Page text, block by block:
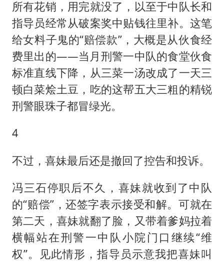
所有花销，用完就没了，以至于中队长和
指导员经常从破案奖中贴钱往里补。这笔
给女料子鬼的“赔偿款”，大概是从伙食经
费里出的——当月刑警一中队的食堂伙食
标准直线下降，从三菜一汤改成了一天三
顿白菜烩土豆，吃的这帮五大三粗的精锐
刑警眼珠子都冒绿光。
4
不过，喜妹最后还是撤回了控告和投诉。
冯三石停职后不久，喜妹就收到了中队
的“赔偿”，还签字表示接受和解。可就在
第二天，喜妹就翻了脸，又带着爹妈拉着
横幅站在刑警一中队小院门口继续“维
权”。见此情形，指导员示意我把喜妹叫